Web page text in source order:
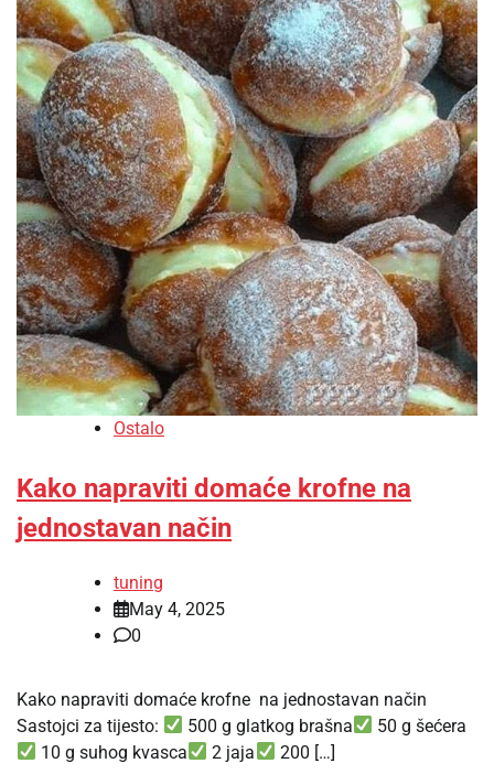
Ostalo
Kako napraviti domaće krofne na
jednostavan način
tuning
May 4, 2025
0
Kako napraviti domaće krofne na jednostavan način
Sastojci za tijesto:
500 g glatkog brašna
50 g šećera
10 g suhog kvasca
2 jaja 200 […]